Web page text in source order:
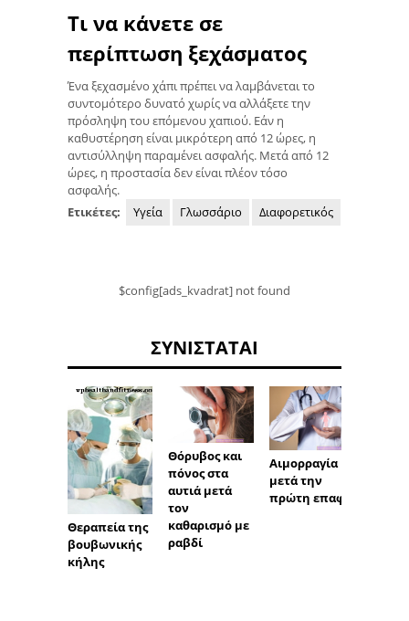
Τι να κάνετε σε
περίπτωση ξεχάσματος
Ένα ξεχασμένο χάπι πρέπει να λαμβάνεται το
συντομότερο δυνατό χωρίς να αλλάξετε την
πρόσληψη του επόμενου χαπιού. Εάν η
καθυστέρηση είναι μικρότερη από 12 ώρες, η
αντισύλληψη παραμένει ασφαλής. Μετά από 12
ώρες, η προστασία δεν είναι πλέον τόσο
ασφαλής.
Ετικέτες:
Υγεία Γλωσσάριο Διαφορετικός
$config[ads_kvadrat] not found
ΣΥΝΙΣΤΆΤΑΙ
Θεραπεία της
βουβωνικής
κήλης
Θόρυβος και
πόνος στα
αυτιά μετά
τον
καθαρισμό με
ραβδί
Αιμορραγία
μετά την
πρώτη επαφή